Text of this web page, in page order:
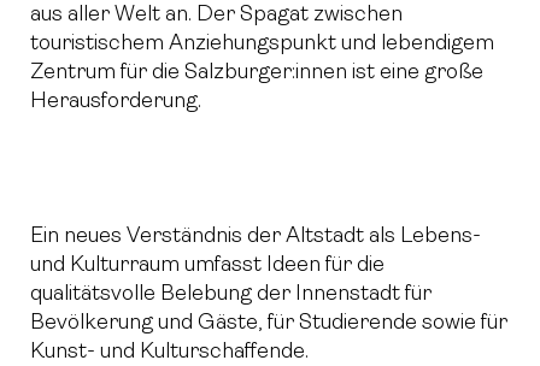
aus aller Welt an. Der Spagat zwischen
touristischem Anziehungspunkt und lebendigem
Zentrum für die Salzburger:innen ist eine große
Herausforderung.
Ein neues Verständnis der Altstadt als Lebens-
und Kulturraum umfasst Ideen für die
qualitätsvolle Belebung der Innenstadt für
Bevölkerung und Gäste, für Studierende sowie für
Kunst- und Kulturschaffende.